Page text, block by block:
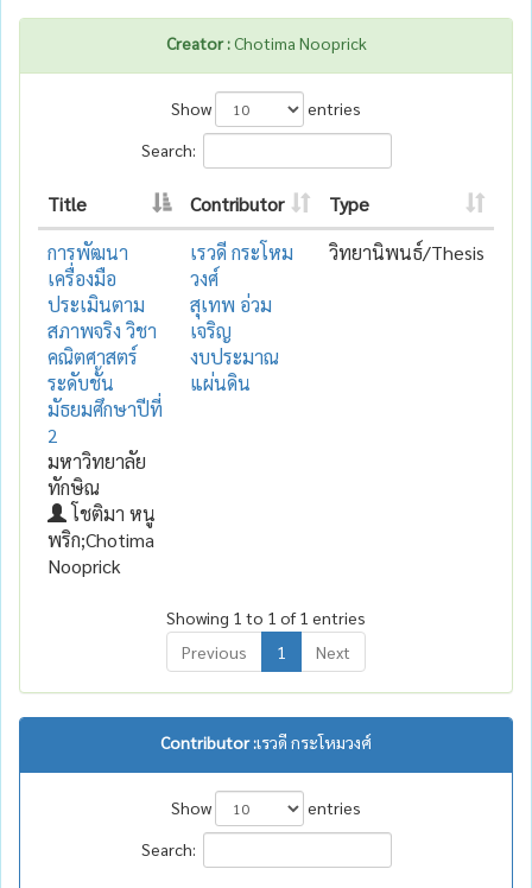
Creator :Chotima Nooprick
Show
entries
Search:
Title Contributor
Type
การพัฒนา
เครื่องมือ
ประเมินตาม
สภาพจริง วิชา
คณิตศาสตร์
ระดับชั้น
มัธยมศึกษาปีที่
2
มหาวิทยาลัย
ทักษิณ
โชติมา หนู
พริก;Chotima
Nooprick
เรวดี กระโหม
วงศ์
สุเทพ อ่วม
เจริญ
งบประมาณ
แผ่นดิน
วิทยานิพนธ์/Thesis
Showing 1 to 1 of 1 entries
Previous
1 Next
Contributor :เรวดี กระโหมวงศ์
Show
entries
Search: